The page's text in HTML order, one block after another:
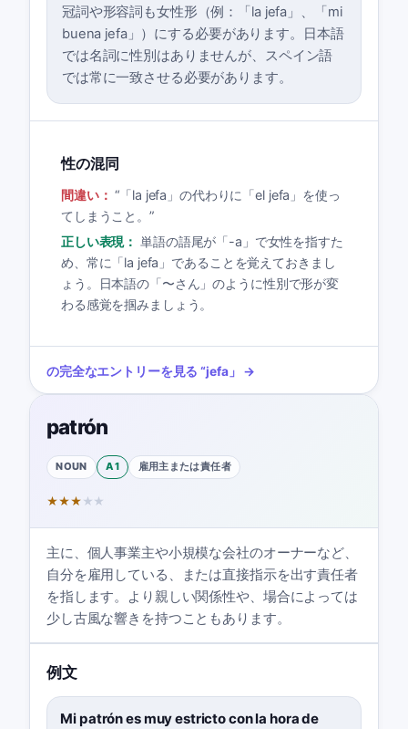
冠詞や形容詞も女性形（例：「la jefa」、「mi
buena jefa」）にする必要があります。日本語
では名詞に性別はありませんが、スペイン語
では常に一致させる必要があります。
性の混同
間違い： “ 「la jefa」の代わりに「el jefa」を使っ
てしまうこと。”
正しい表現： 単語の語尾が「-a」で女性を指すた
め、常に「la jefa」であることを覚えておきまし
ょう。日本語の「〜さん」のように性別で形が変
わる感覚を掴みましょう。
の完全なエントリーを見る “jefa」 →
patrón
NOUN A1 雇用主または責任者
★★★ ★ ★
主に、個人事業主や小規模な会社のオーナーなど、
自分を雇用している、または直接指示を出す責任者
を指します。より親しい関係性や、場合によっては
少し古風な響きを持つこともあります。
例文
Mi patrón es muy estricto con la hora de